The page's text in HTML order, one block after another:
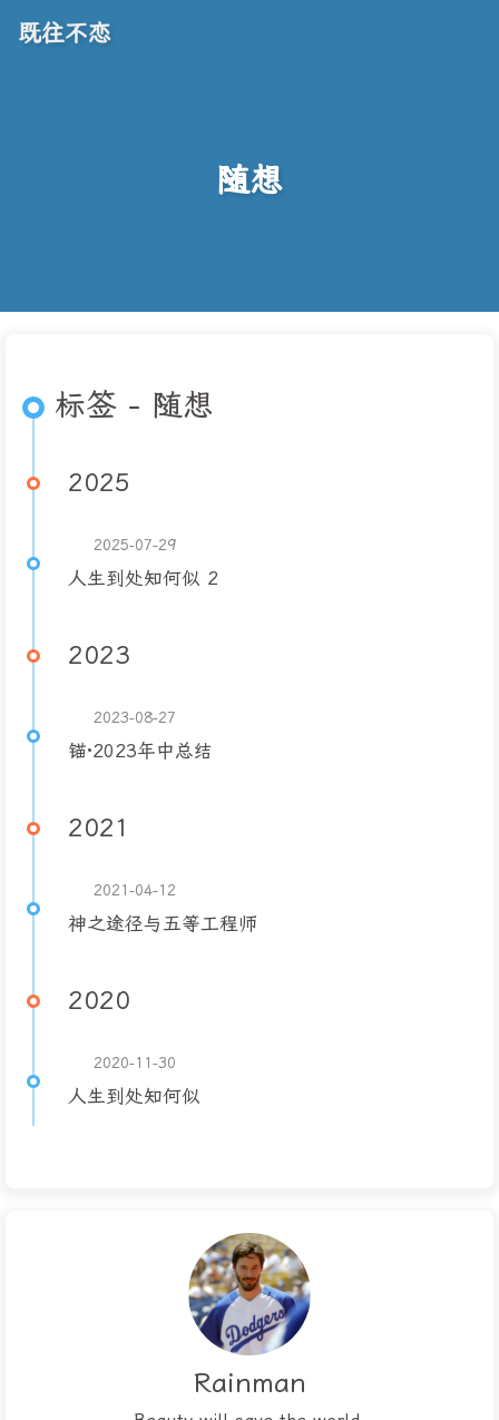
既往不恋
随想
标签 - 随想
2025
2025-07-29
人生到处知何似 2
2023
2023-08-27
锚·2023年中总结
2021
2021-04-12
神之途径与五等工程师
2020
2020-11-30
人生到处知何似
Rainman